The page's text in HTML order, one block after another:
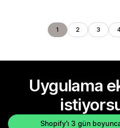
1 2 3
Uygulama
Shopify'ı 3 gün